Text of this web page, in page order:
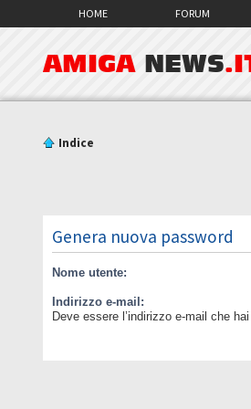
HOME FORUM
AMIGA NEWS
Indice
Genera nuova password
Nome utente:
Indirizzo e-mail:
Deve essere l’indirizzo e-mail che